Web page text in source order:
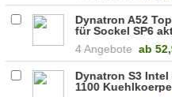
Dynatron A52
für Sockel SP6
4 Angebote ab
Dynatron S3 Intel
1100